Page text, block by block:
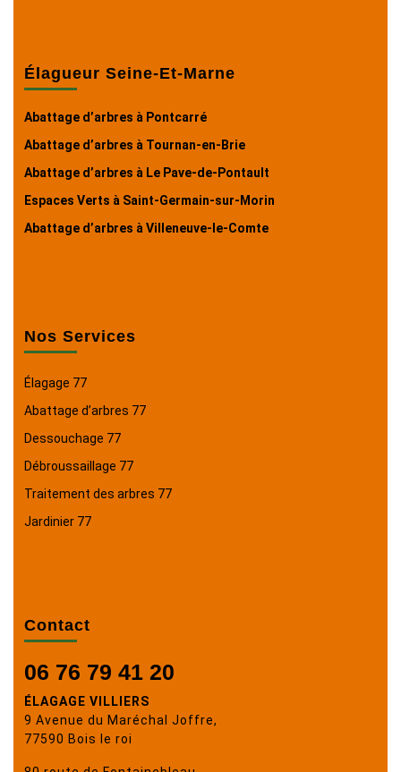
Élagueur Seine-Et-Marne
Abattage d’arbres à Pontcarré
Abattage d’arbres à Tournan-en-Brie
Abattage d’arbres à Le Pave-de-Pontault
Espaces Verts à Saint-Germain-sur-Morin
Abattage d’arbres à Villeneuve-le-Comte
Nos Services
Élagage 77
Abattage d’arbres 77
Dessouchage 77
Débroussaillage 77
Traitement des arbres 77
Jardinier 77
Contact
06 76 79 41 20
ÉLAGAGE VILLIERS
9 Avenue du Maréchal Joffre,
77590 Bois le roi